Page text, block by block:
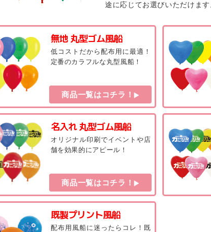
途に応じてお選びいただけます
無地 丸型ゴム風船
低コストだから配布用に最適！
定番のカラフルな丸型風船！
商品一覧はコチラ！
名入れ 丸型ゴム風船
オリジナル印刷でイベントや店
舗を効果的にアピール！
商品一覧はコチラ！
既製プリント風船
配布用風船に迷ったらコレ！既